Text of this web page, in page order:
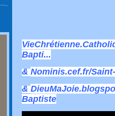
Bapti...
&Nominis.cef.fr/
&
Baptiste